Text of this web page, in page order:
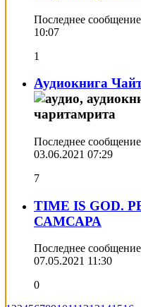
Последнее
10:07
1
Аудиокнига
Последнее
03.06.2021 07:29
7
TIME IS GOD.
САМСАРА
Последнее
07.05.2021 11:30
0